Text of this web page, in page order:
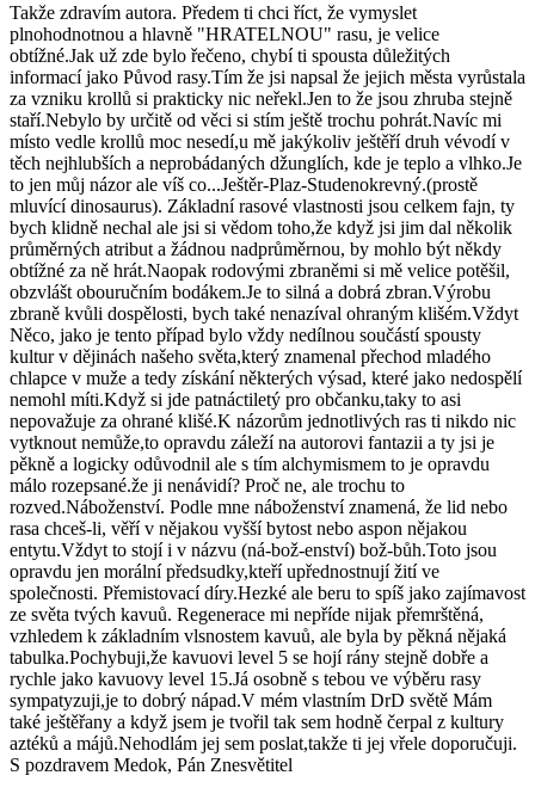
Takže zdravím autora. Předem ti chci říct, že vymyslet
plnohodnotnou a hlavně "HRATELNOU" rasu, je velice
obtížné.Jak už zde bylo řečeno, chybí ti spousta důležitých
informací jako Původ rasy.Tím že jsi napsal že jejich města vyrůstala
za vzniku krollů si prakticky nic neřekl.Jen to že jsou zhruba stejně
staří.Nebylo by určitě od věci si stím ještě trochu pohrát.Navíc mi
místo vedle krollů moc nesedí,u mě jakýkoliv ještěří druh vévodí v
těch nejhlubších a neprobádaných džunglích, kde je teplo a vlhko.Je
to jen můj názor ale víš co...Ještěr-Plaz-Studenokrevný.(prostě
mluvící dinosaurus). Základní rasové vlastnosti jsou celkem fajn, ty
bych klidně nechal ale jsi si vědom toho,že když jsi jim dal několik
průměrných atribut a žádnou nadprůměrnou, by mohlo být někdy
obtížné za ně hrát.Naopak rodovými zbraněmi si mě velice potěšil,
obzvlášt obouručním bodákem.Je to silná a dobrá zbran.Výrobu
zbraně kvůli dospělosti, bych také nenazíval ohraným klišém.Vždyt
Něco, jako je tento případ bylo vždy nedílnou součástí spousty
kultur v dějinách našeho světa,který znamenal přechod mladého
chlapce v muže a tedy získání některých výsad, které jako nedospělí
nemohl míti.Když si jde patnáctiletý pro občanku,taky to asi
nepovažuje za ohrané klišé.K názorům jednotlivých ras ti nikdo nic
vytknout nemůže,to opravdu záleží na autorovi fantazii a ty jsi je
pěkně a logicky odůvodnil ale s tím alchymismem to je opravdu
málo rozepsané.že ji nenávidí? Proč ne, ale trochu to
rozved.Náboženství. Podle mne náboženství znamená, že lid nebo
rasa chceš-li, věří v nějakou vyšší bytost nebo aspon nějakou
entytu.Vždyt to stojí i v názvu (ná-bož-enství) bož-bůh.Toto jsou
opravdu jen morální předsudky,kteří upřednostnují žití ve
společnosti. Přemistovací díry.Hezké ale beru to spíš jako zajímavost
ze světa tvých kavuů. Regenerace mi nepříde nijak přemrštěná,
vzhledem k základním vlsnostem kavuů, ale byla by pěkná nějaká
tabulka.Pochybuji,že kavuovi level 5 se hojí rány stejně dobře a
rychle jako kavuovy level 15.Já osobně s tebou ve výběru rasy
sympatyzuji,je to dobrý nápad.V mém vlastním DrD světě Mám
také ještěřany a když jsem je tvořil tak sem hodně čerpal z kultury
aztéků a májů.Nehodlám jej sem poslat,takže ti jej vřele doporučuji.
S pozdravem Medok, Pán Znesvětitel